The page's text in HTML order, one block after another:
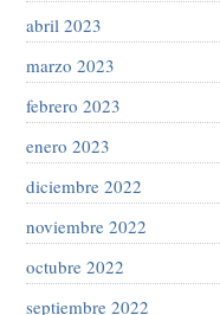
abril 2023
marzo 2023
febrero 2023
enero 2023
diciembre 2022
noviembre 2022
octubre 2022
septiembre 2022